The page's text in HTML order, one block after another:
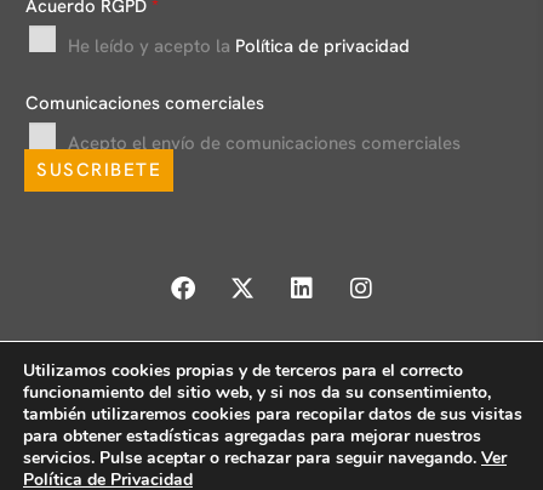
l
*
Acuerdo RGPD *
He leído y acepto la Política de privacidad
Comunicaciones comerciales
Acepto el envío de comunicaciones comerciales
SUSCRIBETE
Aviso legalPolítica de privacidadPolítica de redes sociales
Política de cookiesFormularios de ejercicio de derechos
Canal de denuncias
Utilizamos cookies propias y de terceros para el correcto
funcionamiento del sitio web, y si nos da su consentimiento,
también utilizaremos cookies para recopilar datos de sus visitas
para obtener estadísticas agregadas para mejorar nuestros
servicios. Pulse aceptar o rechazar para seguir navegando. Ver
Política de Privacidad